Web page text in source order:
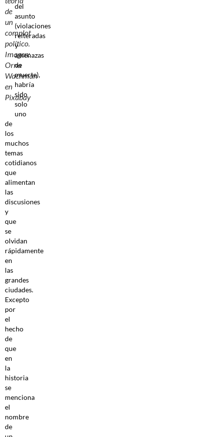
de
un
complot
político.
Imagen:
Orna
Wachman
en
Pixabay
del
asunto
(violaciones
reiteradas
y
amenazas
de
muerte),
habría
sido
solo
uno
de
los
muchos
temas
cotidianos
que
alimentan
las
discusiones
y
que
se
olvidan
rápidamente
en
las
grandes
ciudades.
Excepto
por
el
hecho
de
que
en
la
historia
se
menciona
el
nombre
de